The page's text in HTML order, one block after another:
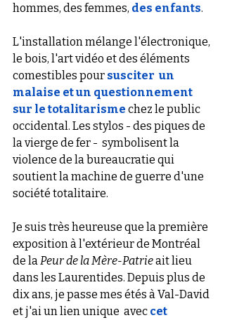
hommes, des femmes, des enfants.
L'installation mélange l'électronique,
le bois, l'art vidéo et des éléments
comestibles pour susciter  un
malaise et un questionnement
sur le totalitarisme chez le public
occidental. Les stylos - des piques de
la vierge de fer -  symbolisent la
violence de la bureaucratie qui
soutient la machine de guerre d'une
société totalitaire.
Je suis très heureuse que la première
exposition à l'extérieur de Montréal
de la Peur de la Mère-Patrie ait lieu
dans les Laurentides. Depuis plus de
dix ans, je passe mes étés à Val-David
et j'ai un lien unique  avec cet